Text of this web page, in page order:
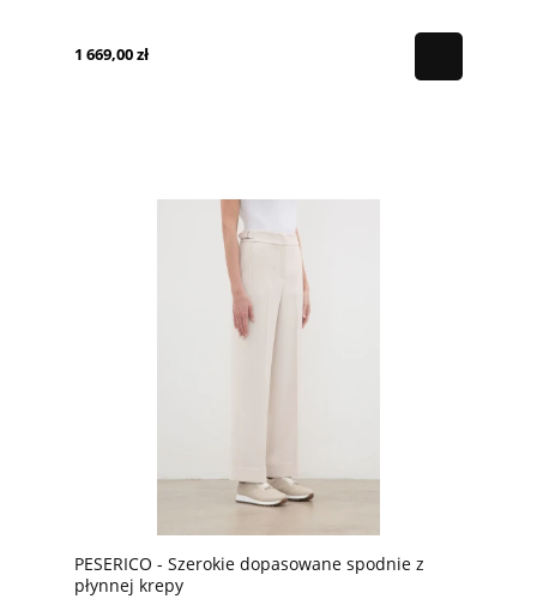
1 669,00 zł
PESERICO - Szerokie dopasowane spodnie z
płynnej krepy